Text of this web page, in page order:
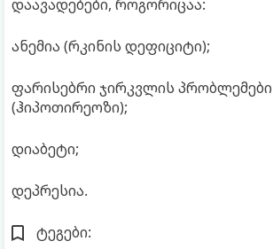
დაავადებები, როგორიცაა:
ანემია (რკინის დეფიციტი);
ფარისებრი ჯირკვლის პრობლემები
(ჰიპოთირეოზი);
დიაბეტი;
დეპრესია.
ტეგები: